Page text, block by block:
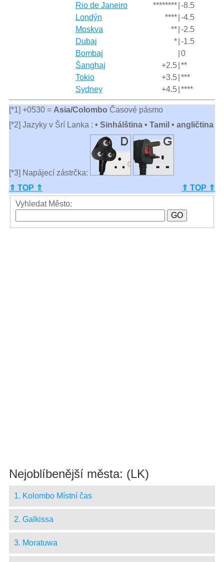
Rio de Janeiro
******** -8.5
Londýn
**** -4.5
Moskva
** -2.5
Dubaj
* -1.5
Bombaj
0
Šanghaj
+2.5 **
Tokio
+3.5 ***
Sydney
+4.5 ****
[*1] +0530 = Asia/Colombo Časové pásmo
[*2] Jazyky v Šrí Lanka : • Sinhálština • Tamil • angličtina
[*3] Napájecí zástrčka:
⇑ TOP ⇑
⇑ TOP ⇑
Vyhledat Město:
Nejoblíbenější města: (LK)
1. Kolombo Místní čas
2. Galkissa
3. Moratuwa